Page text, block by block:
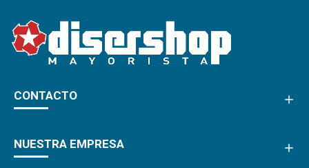
CONTACTO
NUESTRA EMPRESA